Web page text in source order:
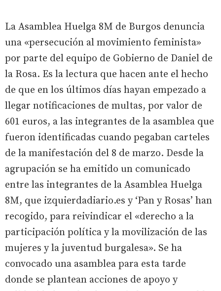
La Asamblea Huelga 8M de Burgos denuncia
una «persecución al movimiento feminista»
por parte del equipo de Gobierno de Daniel de
la Rosa. Es la lectura que hacen ante el hecho
de que en los últimos días hayan empezado a
llegar notificaciones de multas, por valor de
601 euros, a las integrantes de la asamblea que
fueron identificadas cuando pegaban carteles
de la manifestación del 8 de marzo. Desde la
agrupación se ha emitido un comunicado
entre las integrantes de la Asamblea Huelga
8M, que izquierdadiario.es y ‘Pan y Rosas’ han
recogido, para reivindicar el «derecho a la
participación política y la movilización de las
mujeres y la juventud burgalesa». Se ha
convocado una asamblea para esta tarde
donde se plantean acciones de apoyo y